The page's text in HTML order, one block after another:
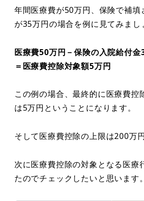
年間医療費が50万円、保険で補填
が35万円の場合を例に見てみまし
医療費50万円－保険の入院給付
＝医療費控除対象額5万円
この例の場合、最終的に医療費控
は5万円ということになります。
そして医療費控除の上限は200万円
次に医療費控除の対象となる医療
たのでチェックしたいと思います。